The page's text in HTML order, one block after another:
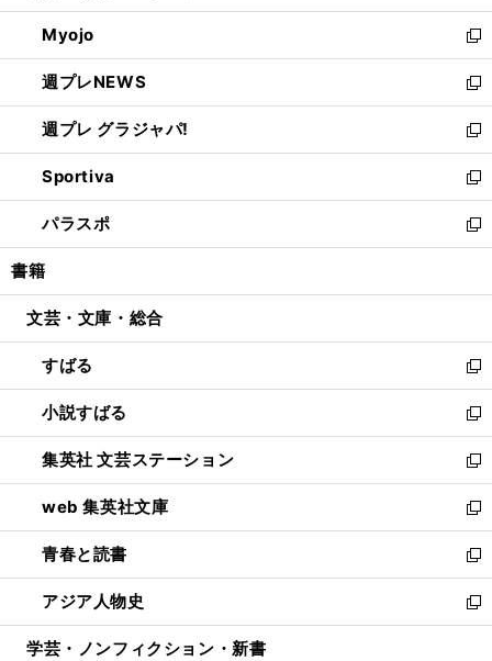
開
く
ウ
で
開
く
ン
ド
ウ
で
開
く
ウ
ィ
ン
ド
ウ
で
開
く
Myojo
新
し
い
ウ
ィ
ン
ド
ウ
で
開
週プレNEWS
新
し
い
ウ
ィ
ン
ド
ウ
開
週プレ グラジャパ!
新
し
い
ウ
ィ
ン
ウ
開
く
Sportiva
新
し
い
ウ
ン
ウ
で
開
く
パラスポ
新
し
ウ
ン
ド
ウ
で
開
く
書籍
文芸・文庫・総合
すばる
新
し
い
ウ
ィ
ン
ド
ウ
で
開
く
小説すばる
新
し
い
ウ
ィ
ン
ド
ウ
で
開
集英社 文芸ステーション
新
し
い
ウ
ィ
ン
ド
ウ
web 集英社文庫
新
し
い
ウ
ィ
ン
青春と読書
新
し
い
ウ
アジア人物史
新
し
学芸・ノンフィクション・新書